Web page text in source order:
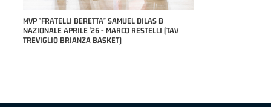
MVP "FRATELLI BERETTA" SAMUEL DILAS B
NAZIONALE APRILE '26 - MARCO RESTELLI (TAV
TREVIGLIO BRIANZA BASKET)